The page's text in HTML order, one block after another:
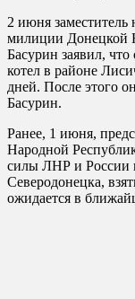
2 июня заместитель
милиции Донецкой
Басурин заявил,
котел в районе
дней. После этого
Басурин.
Ранее, 1 июня,
Народной
силы ЛНР и России
Северодонецка,
ожидается в